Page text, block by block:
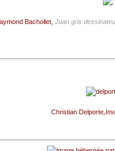
Bachollet, Juan gris
Christian Delporte,